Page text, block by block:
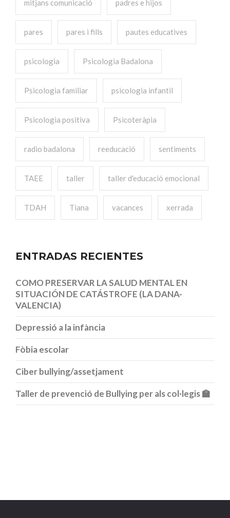
mitjans comunicació padres e hijos
pares pares i fills pautes educatives
psicologia Psicologia Badalona
Psicologia familiar psicologia infantil
Psicologia positiva Psicoteràpia
radio badalona reeducació sentiments
TAEE taller taller d'educació emocional
TDAH Tiana vacances xerrada
ENTRADAS RECIENTES
COMO PRESERVAR LA SALUD MENTAL EN
SITUACIÓN DE CATÁSTROFE (LA DANA-
VALENCIA)
Depressió a la infància
Fòbia escolar
Ciber bullying/assetjament
Taller de prevenció de Bullying per als col·legis 🏫